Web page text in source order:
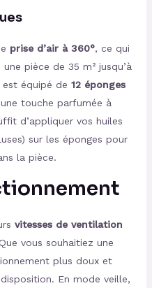
prise d’air à 360°, ce qui
pièce de 35 m² jusqu’à
équipé de 12 éponges
touche parfumée à
d’appliquer vos huiles
sur les éponges pour
la pièce.
vitesses de ventilation
vous souhaitiez une
plus doux et
En mode veille,